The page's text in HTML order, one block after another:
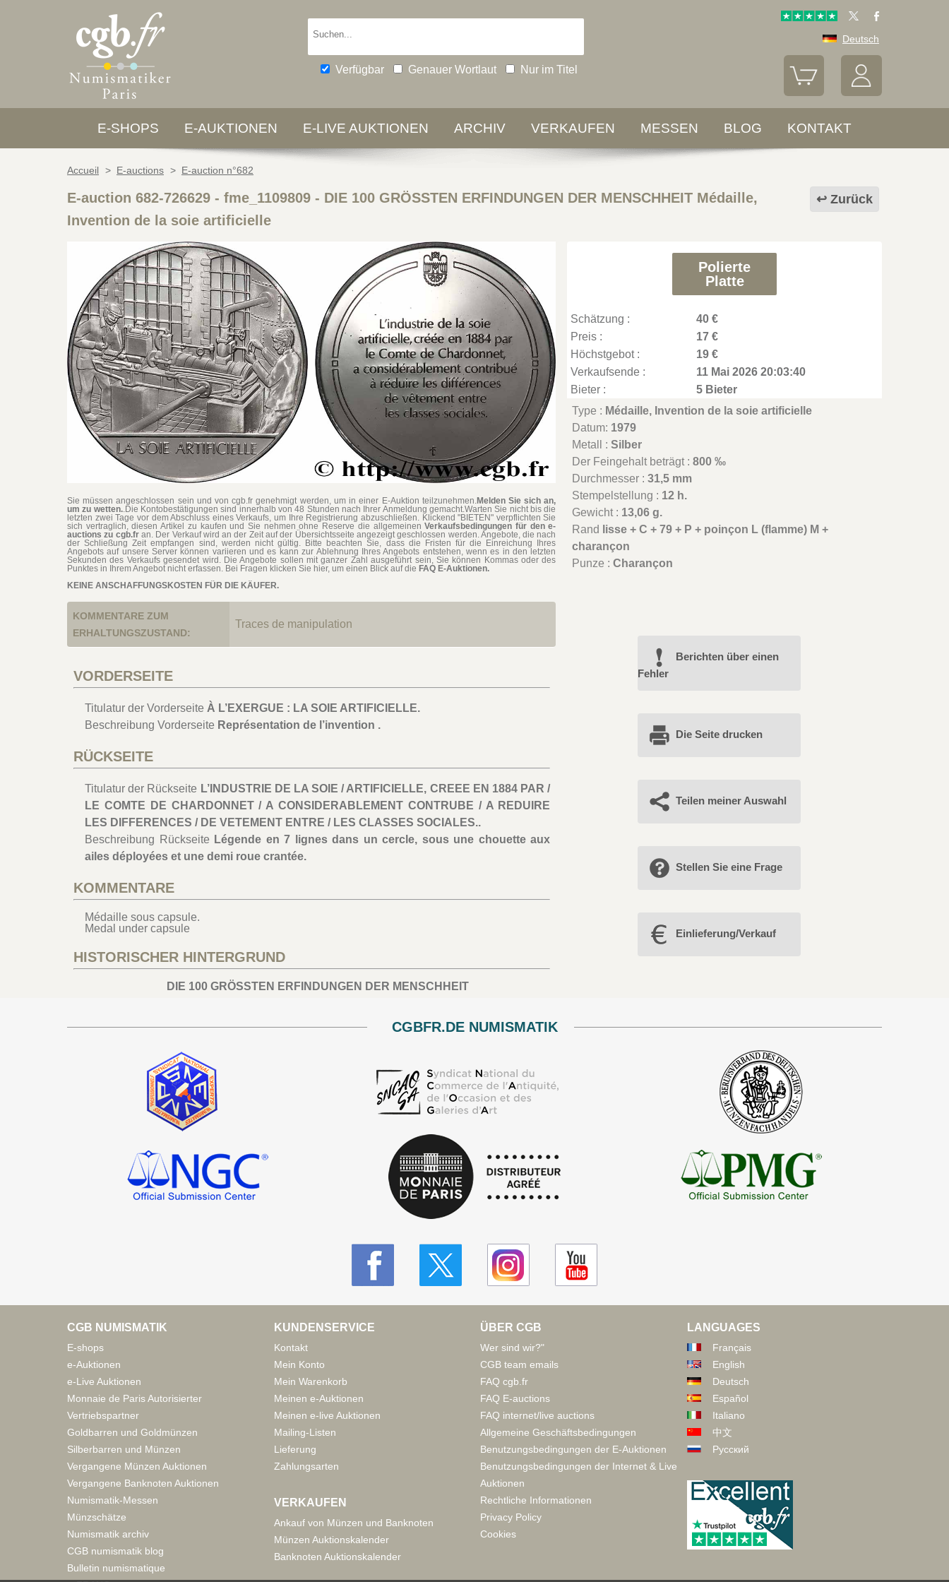
Verfügbar Genauer Wortlaut Nur im Titel
Deutsch
E-SHOPS E-AUKTIONEN E-LIVE AUKTIONEN ARCHIV VERKAUFEN MESSEN BLOG KONTAKT
Accueil > E-auctions > E-auction n°682
Zurück
E-auction 682-726629 - fme_1109809 - DIE 100 GRÖSSTEN ERFINDUNGEN DER MENSCHHEIT Médaille,
Invention de la soie artificielle
Sie müssen angeschlossen sein und von cgb.fr genehmigt werden, um in einer E-Auktion teilzunehmen.Melden Sie sich an,
um zu wetten..Die Kontobestätigungen sind innerhalb von 48 Stunden nach Ihrer Anmeldung gemacht.Warten Sie nicht bis die
letzten zwei Tage vor dem Abschluss eines Verkaufs, um Ihre Registrierung abzuschließen. Klickend "BIETEN" verpflichten Sie
sich vertraglich, diesen Artikel zu kaufen und Sie nehmen ohne Reserve die allgemeinenVerkaufsbedingungen für den e-
auctions zu cgb.fran. Der Verkauf wird an der Zeit auf der Übersichtsseite angezeigt geschlossen werden. Angebote, die nach
der Schließung Zeit empfangen sind, werden nicht gültig. Bitte beachten Sie, dass die Fristen für die Einreichung Ihres
Angebots auf unsere Server können variieren und es kann zur Ablehnung Ihres Angebots entstehen, wenn es in den letzten
Sekunden des Verkaufs gesendet wird. Die Angebote sollen mit ganzer Zahl ausgeführt sein, Sie können Kommas oder des
Punktes in Ihrem Angebot nicht erfassen. Bei Fragen klicken Sie hier, um einen Blick auf die FAQ E-Auktionen.
KEINE ANSCHAFFUNGSKOSTEN FÜR DIE KÄUFER.
Polierte
Platte
Schätzung :
40 €
Preis :
17 €
Höchstgebot :
19 €
Verkaufsende :
11 Mai 2026 20:03:40
Bieter :
5 Bieter
Type : Médaille, Invention de la soie artificielle
Datum: 1979
Metall :Silber
Der Feingehalt beträgt :800 ‰
Durchmesser :31,5 mm
Stempelstellung : 12 h.
Gewicht : 13,06 g.
Rand
lisse + C + 79 + P + poinçon L (flamme) M +
charançon
Punze :Charançon
KOMMENTARE ZUM
ERHALTUNGSZUSTAND:
Traces de manipulation
VORDERSEITE
Titulatur der Vorderseite À L’EXERGUE : LA SOIE ARTIFICIELLE.
Beschreibung Vorderseite Représentation de l’invention .
RÜCKSEITE
Titulatur der Rückseite L’INDUSTRIE DE LA SOIE / ARTIFICIELLE, CREEE EN 1884 PAR /
LE COMTE DE CHARDONNET / A CONSIDERABLEMENT CONTRUBE / A REDUIRE
LES DIFFERENCES / DE VETEMENT ENTRE / LES CLASSES SOCIALES..
Beschreibung Rückseite Légende en 7 lignes dans un cercle, sous une chouette aux
ailes déployées et une demi roue crantée.
KOMMENTARE
Médaille sous capsule.
Medal under capsule
HISTORISCHER HINTERGRUND
DIE 100 GRÖSSTEN ERFINDUNGEN DER MENSCHHEIT
Berichten über einen
Fehler
Die Seite drucken
Teilen meiner Auswahl
Stellen Sie eine Frage
Einlieferung/Verkauf
CGBFR.DE NUMISMATIK
CGB NUMISMATIK
E-shops
e-Auktionen
e-Live Auktionen
Monnaie de Paris Autorisierter
Vertriebspartner
Goldbarren und Goldmünzen
Silberbarren und Münzen
Vergangene Münzen Auktionen
Vergangene Banknoten Auktionen
Numismatik-Messen
Münzschätze
Numismatik archiv
CGB numismatik blog
Bulletin numismatique
KUNDENSERVICE
Kontakt
Mein Konto
Mein Warenkorb
Meinen e-Auktionen
Meinen e-live Auktionen
Mailing-Listen
Lieferung
Zahlungsarten
VERKAUFEN
Ankauf von Münzen und Banknoten
Münzen Auktionskalender
Banknoten Auktionskalender
ÜBER CGB
Wer sind wir?"
CGB team emails
FAQ cgb.fr
FAQ E-auctions
FAQ internet/live auctions
Allgemeine Geschäftsbedingungen
Benutzungsbedingungen der E-Auktionen
Benutzungsbedingungen der Internet & Live
Auktionen
Rechtliche Informationen
Privacy Policy
Cookies
LANGUAGES
Français
English
Deutsch
Español
Italiano
中文
Русский